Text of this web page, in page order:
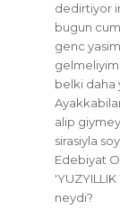
dedirtiyor
bugun
genc
belki daha
alip
sirasiyla
Edebiyat
neydi?